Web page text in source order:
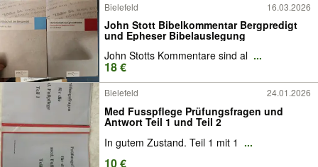
Bielefeld 16.03.2026
John Stott Bibelkommentar Bergpredigt
und Epheser Bibelauslegung
John Stotts Kommentare sind al ...
18 €
Bielefeld 24.01.2026
Med Fusspflege Prüfungsfragen und
Antwort Teil 1 und Teil 2
In gutem Zustand. Teil 1 mit 1 ...
10 €